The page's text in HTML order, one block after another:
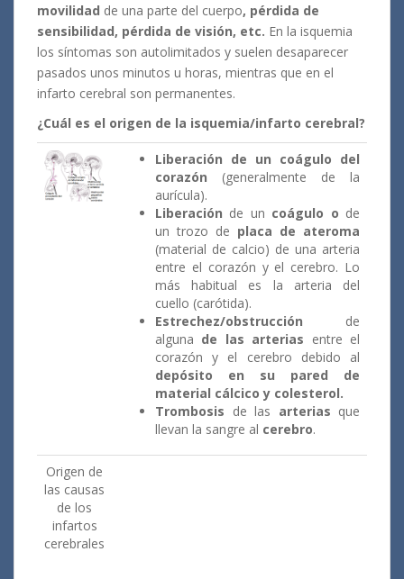
movilidad de una parte del cuerpo, pérdida de
sensibilidad, pérdida de visión, etc. En la isquemia
los síntomas son autolimitados y suelen desaparecer
pasados unos minutos u horas, mientras que en el
infarto cerebral son permanentes.
¿Cuál es el origen de la isquemia/infarto cerebral?
Liberación de un coágulo del
corazón (generalmente de la
aurícula).
Liberación de un coágulo o de
un trozo de placa de ateroma
(material de calcio) de una arteria
entre el corazón y el cerebro. Lo
más habitual es la arteria del
cuello (carótida).
Estrechez/obstrucción de
alguna de las arterias entre el
corazón y el cerebro debido al
depósito en su pared de
material cálcico y colesterol.
Trombosis de las arterias que
llevan la sangre al cerebro.
Origen de
las causas
de los
infartos
cerebrales